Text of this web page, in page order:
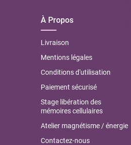
À Propos
Livraison
Mentions légales
Conditions d'utilisation
Paiement sécurisé
Stage libération des
mémoires cellulaires
Atelier magnétisme / énergie
Contactez-nous